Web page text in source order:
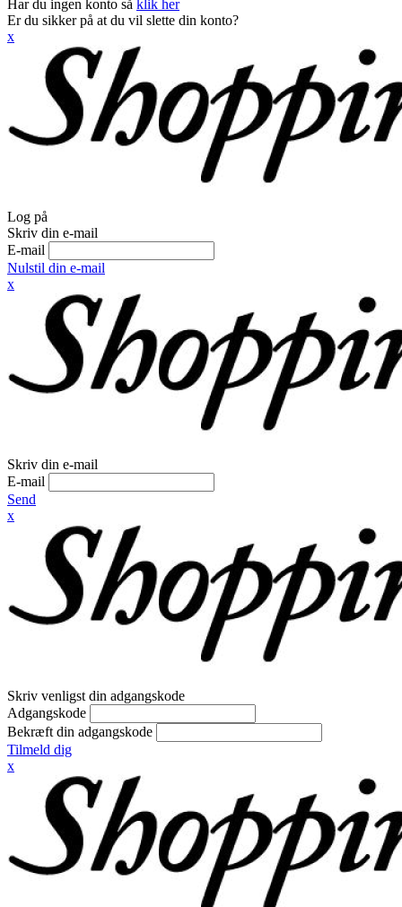
Har du ingen konto så klik her
Er du sikker på at du vil slette din konto?
x
Log på
Skriv din e-mail
E-mail
Nulstil din e-mail
x
Skriv din e-mail
E-mail
Send
x
Skriv venligst din adgangskode
Adgangskode
Bekræft din adgangskode
Tilmeld dig
x